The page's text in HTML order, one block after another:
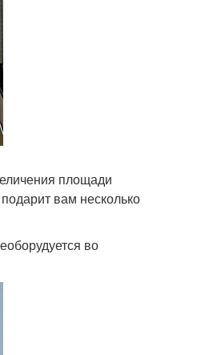
площади
вам несколько
во